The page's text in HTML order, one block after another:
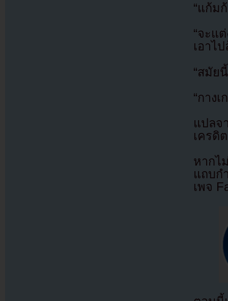
“แก้ม
“จะแ
เอาไ
“สมัย
“กางเ
แปล
เครดิ
หากไ
แถบก
เพจ